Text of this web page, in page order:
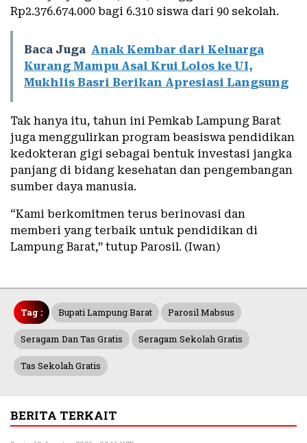
Rp2.376.674.000 bagi 6.310 siswa dari 90 sekolah.
Baca Juga Anak Kembar dari Keluarga
Kurang Mampu Asal Krui Lolos ke UI,
Mukhlis Basri Berikan Apresiasi Langsung
Tak hanya itu, tahun ini Pemkab Lampung Barat
juga menggulirkan program beasiswa pendidikan
kedokteran gigi sebagai bentuk investasi jangka
panjang di bidang kesehatan dan pengembangan
sumber daya manusia.
“Kami berkomitmen terus berinovasi dan
memberi yang terbaik untuk pendidikan di
Lampung Barat,” tutup Parosil. (Iwan)
Tag : Bupati Lampung Barat Parosil Mabsus
Seragam Dan Tas Gratis Seragam Sekolah Gratis
Tas Sekolah Gratis
BERITA TERKAIT